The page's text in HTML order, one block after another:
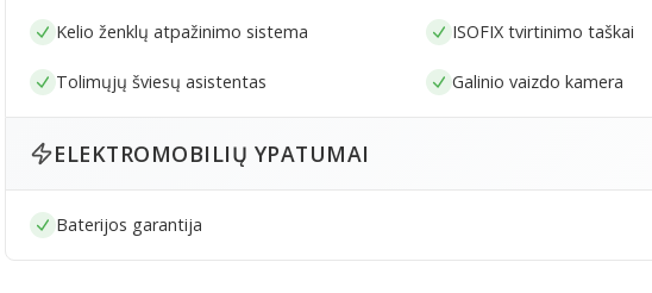
Kelio ženklų atpažinimo sistema ISOFIX tvirtinimo taškai
Tolimųjų šviesų asistentas Galinio vaizdo kamera
ELEKTROMOBILIŲ YPATUMAI
Baterijos garantija